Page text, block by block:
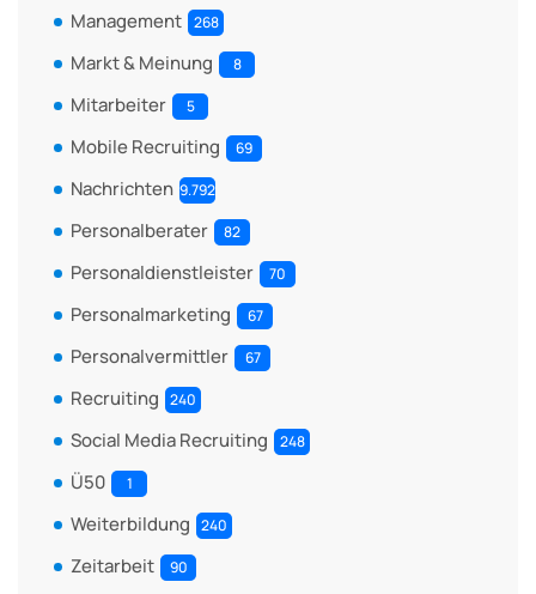
Management 268
Markt & Meinung 8
Mitarbeiter 5
Mobile Recruiting 69
Nachrichten 9.792
Personalberater 82
Personaldienstleister 70
Personalmarketing 67
Personalvermittler 67
Recruiting 240
Social Media Recruiting 248
Ü50 1
Weiterbildung 240
Zeitarbeit 90